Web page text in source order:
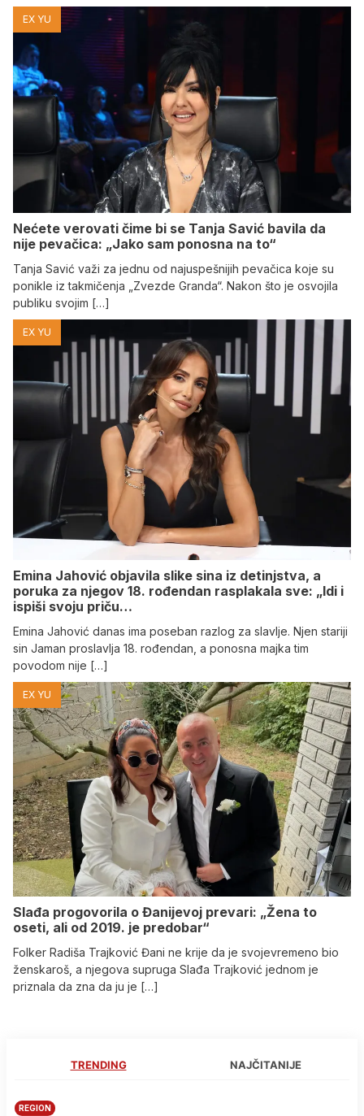
EX YU
Nećete verovati čime bi se Tanja Savić bavila da
nije pevačica: „Jako sam ponosna na to“
Tanja Savić važi za jednu od najuspešnijih pevačica koje su
ponikle iz takmičenja „Zvezde Granda“. Nakon što je osvojila
publiku svojim […]
EX YU
Emina Jahović objavila slike sina iz detinjstva, a
poruka za njegov 18. rođendan rasplakala sve: „Idi i
ispiši svoju priču…
Emina Jahović danas ima poseban razlog za slavlje. Njen stariji
sin Jaman proslavlja 18. rođendan, a ponosna majka tim
povodom nije […]
EX YU
Slađa progovorila o Đanijevoj prevari: „Žena to
oseti, ali od 2019. je predobar“
Folker Radiša Trajković Đani ne krije da je svojevremeno bio
ženskaroš, a njegova supruga Slađa Trajković jednom je
priznala da zna da ju je […]
TRENDING NAJČITANIJE
REGION